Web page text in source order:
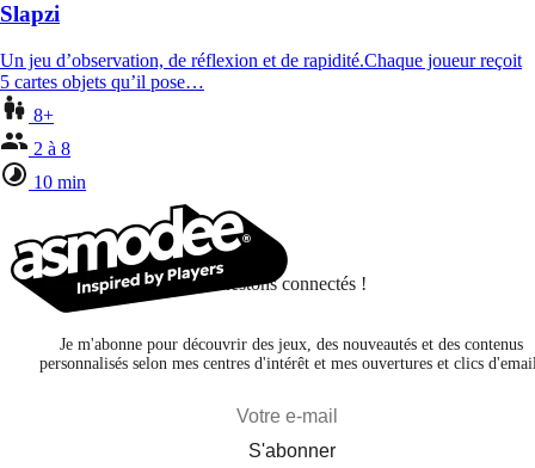
Slapzi
Un jeu d’observation, de réflexion et de rapidité.Chaque joueur reçoit
5 cartes objets qu’il pose…
8+
2 à 8
10 min
Restons connectés !
Je m'abonne pour découvrir des jeux, des nouveautés et des contenus
personnalisés selon mes centres d'intérêt et mes ouvertures et clics
S'abonner